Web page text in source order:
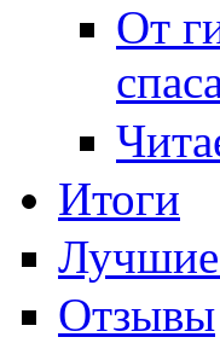
От
Итоги
Отзывы